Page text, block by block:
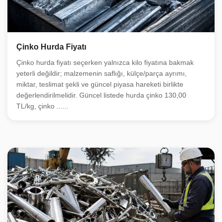
Çinko Hurda Fiyatı
Çinko hurda fiyatı seçerken yalnızca kilo fiyatına bakmak
yeterli değildir; malzemenin saflığı, külçe/parça ayrımı,
miktar, teslimat şekli ve güncel piyasa hareketi birlikte
değerlendirilmelidir. Güncel listede hurda çinko 130,00
TL/kg, çinko ......